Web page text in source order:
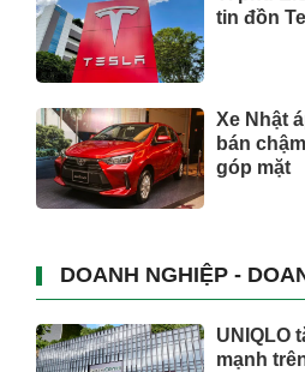
tin đồn
Xe Nhật
bán
góp mặt
DOANH NGHIỆP -
UNIQLO
mạnh